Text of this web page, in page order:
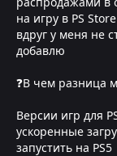
на игру в PS
вдруг у меня не
добавлю
❓В чем разница
Версии игр для
ускоренные
запустить на PS5